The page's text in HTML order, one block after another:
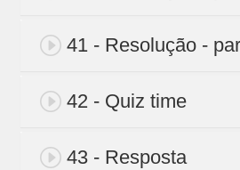
41 - Resolução -
42 - Quiz time
43 - Resposta